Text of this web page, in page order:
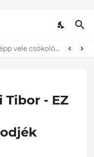
ÍGY búcsúzik szerelmétől! Hadas Kriszta férje EZT tette közzé
- EZ